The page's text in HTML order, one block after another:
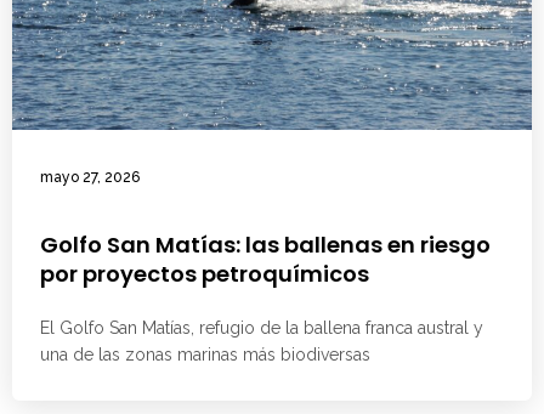
mayo 27, 2026
Golfo San Matías: las ballenas en riesgo
por proyectos petroquímicos
El Golfo San Matías, refugio de la ballena franca austral y
una de las zonas marinas más biodiversas